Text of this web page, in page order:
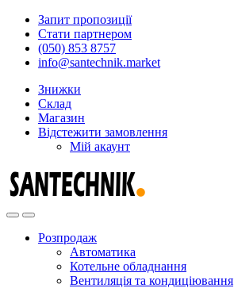
Skip
navigation
Skip
content
Запит пропозиції
Стати партнером
(050) 853 8757
info@santechnik.market
Знижки
Склад
Магазин
Відстежити замовлення
Мій акаунт
OpenClose
Розпродаж
Автоматика
Котельне обладнання
Вентиляція та кондиціювання